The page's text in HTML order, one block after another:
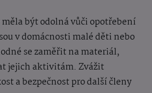
měla být odolná vůči opotřebení
v domácnosti malé děti nebo
se zaměřit na materiál,
jejich aktivitám. Zvážit
a bezpečnost pro další členy